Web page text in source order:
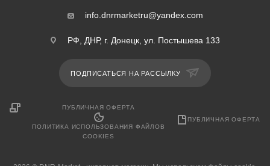
info.dnrmarketru@yandex.com
РФ, ДНР, г. Донецк, ул. Постышева 133
ПОДПИСАТЬСЯ НА РАССЫЛКУ
ПУБЛИЧНАЯ ОФЕРТА
ПОЛИТИКА ИСПОЛЬЗОВАНИЯ ФАЙЛОВ
COOKIES
ПУБЛИЧНАЯ ОФЕРТА